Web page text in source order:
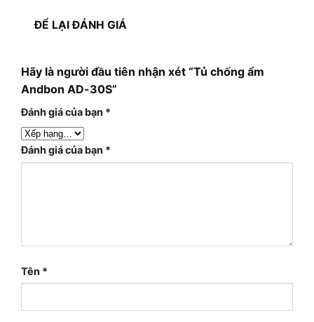
ĐỂ LẠI ĐÁNH GIÁ
Hãy là người đầu tiên nhận xét “Tủ chống ẩm
Andbon AD-30S”
Đánh giá của bạn *
Đánh giá của bạn *
Tên *